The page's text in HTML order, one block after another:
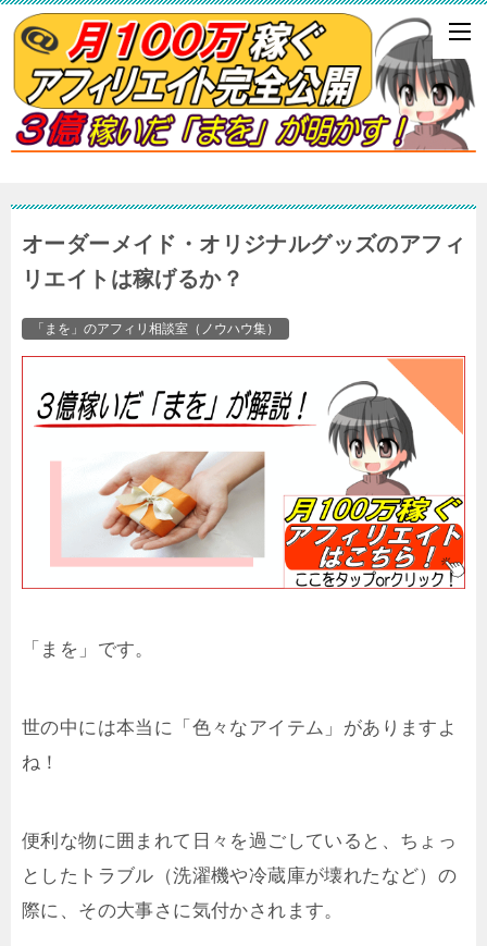
オーダーメイド・オリジナルグッズのアフィ
リエイトは稼げるか？
「まを」のアフィリ相談室（ノウハウ集）
「まを」です。
世の中には本当に「色々なアイテム」がありますよ
ね！
便利な物に囲まれて日々を過ごしていると、ちょっ
としたトラブル（洗濯機や冷蔵庫が壊れたなど）の
際に、その大事さに気付かされます。